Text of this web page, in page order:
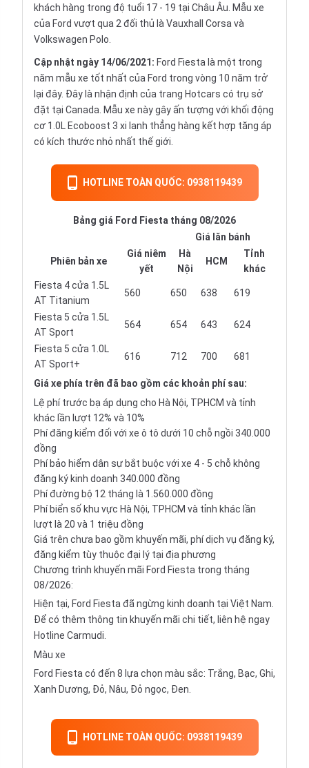
khách hàng trong độ tuổi 17 - 19 tại Châu Âu. Mẫu xe
của Ford vượt qua 2 đối thủ là Vauxhall Corsa và
Volkswagen Polo.
Cập nhật ngày 14/06/2021: Ford Fiesta là một trong
năm mẫu xe tốt nhất của Ford trong vòng 10 năm trở
lại đây. Đây là nhận định của trang Hotcars có trụ sở
đặt tại Canada. Mẫu xe này gây ấn tượng với khối động
cơ 1.0L Ecoboost 3 xi lanh thẳng hàng kết hợp tăng áp
có kích thước nhỏ nhất thế giới.
HOTLINE TOÀN QUỐC: 0938119439
Bảng giá Ford Fiesta tháng 08/2026
Giá lăn bánh
Phiên bản xe
Giá niêm
yết
Hà
Nội
HCM
Tỉnh
khác
Fiesta 4 cửa 1.5L
AT Titanium
560 650 638 619
Fiesta 5 cửa 1.5L
AT Sport
564 654 643 624
Fiesta 5 cửa 1.0L
AT Sport+
616 712 700 681
Giá xe phía trên đã bao gồm các khoản phí sau:
Lệ phí trước bạ áp dụng cho Hà Nội, TPHCM và tỉnh
khác lần lượt 12% và 10%
Phí đăng kiểm đối với xe ô tô dưới 10 chỗ ngồi 340.000
đồng
Phí bảo hiểm dân sự bắt buộc với xe 4 - 5 chỗ không
đăng ký kinh doanh 340.000 đồng
Phí đường bộ 12 tháng là 1.560.000 đồng
Phí biển số khu vực Hà Nội, TPHCM và tỉnh khác lần
lượt là 20 và 1 triệu đồng
Giá trên chưa bao gồm khuyến mãi, phí dịch vụ đăng ký,
đăng kiểm tùy thuộc đại lý tại địa phương
Chương trình khuyến mãi Ford Fiesta trong tháng
08/2026:
Hiện tại, Ford Fiesta đã ngừng kinh doanh tại Việt Nam.
Để có thêm thông tin khuyến mãi chi tiết, liên hệ ngay
Hotline Carmudi.
Màu xe
Ford Fiesta có đến 8 lựa chọn màu sắc: Trắng, Bạc, Ghi,
Xanh Dương, Đỏ, Nâu, Đỏ ngọc, Đen.
HOTLINE TOÀN QUỐC: 0938119439